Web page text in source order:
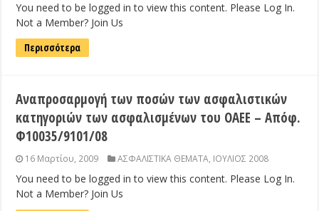
You need to be logged in to view this content. Please Log In.
Not a Member? Join Us
Περισσότερα
Αναπροσαρμογή των ποσών των ασφαλιστικών
κατηγοριών των ασφαλισμένων του ΟΑΕΕ – Απόφ.
Φ10035/9101/08
16 Μαρτίου, 2009 ΑΣΦΑΛΙΣΤΙΚΑ ΘΕΜΑΤΑ, ΙΟΥΛΙΟΣ 2008
You need to be logged in to view this content. Please Log In.
Not a Member? Join Us